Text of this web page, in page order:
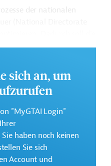
der nationalen
gesteigert
Entwicklungsprojekt
IDB
.
: Schwerpunkte, Regularien
sich an, um
"MyGTAI Login"
haben noch keinen
Sie sich
Account und